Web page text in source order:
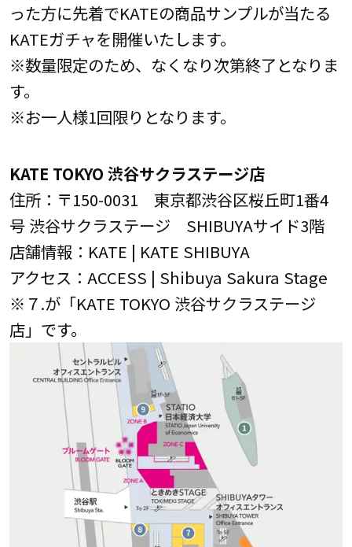
った方に先着でKATEの商品サンプルが当たる
KATEガチャを開催いたします。
※数量限定のため、なくなり次第終了となりま
す。
※お一人様1回限りとなります。
KATE TOKYO 渋谷サクラステージ店
住所：〒150-0031 東京都渋谷区桜丘町1番4
号 渋谷サクラステージ SHIBUYAサイド3階
店舗情報：KATE | KATE SHIBUYA
アクセス：ACCESS | Shibuya Sakura Stage
※７.が「KATE TOKYO 渋谷サクラステージ
店」です。